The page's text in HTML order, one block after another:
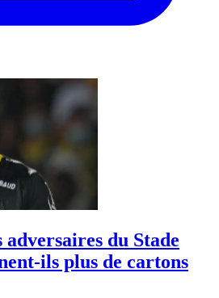
du Stade
ils plus de cartons